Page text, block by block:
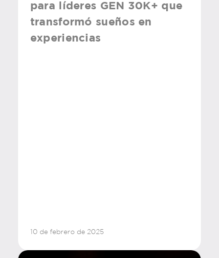
para líderes GEN 30K+ que
transformó sueños en
experiencias
10 de febrero de 2025